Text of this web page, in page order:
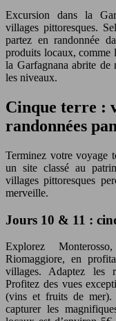
Excursion dans la
villages pittoresques.
partez en randonnée
produits locaux, comme
la Garfagnana abrite de
les niveaux.
Cinque terre :
randonnées
Terminez votre voyage
un site classé au
villages pittoresques
merveille.
Jours 10 & 11 :
Explorez
Riomaggiore, en
villages. Adaptez les
Profitez des vues
(vins et fruits de mer).
capturer les